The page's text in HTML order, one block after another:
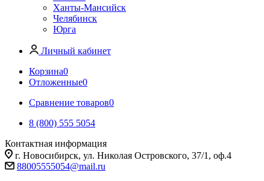
Ханты-Мансийск
Челябинск
Юрга
Личный кабинет
Корзина0
Отложенные0
Сравнение товаров0
8 (800) 555 5054
Контактная информация
г. Новосибирск, ул. Николая Островского, 37/1, оф.4
88005555054@mail.ru